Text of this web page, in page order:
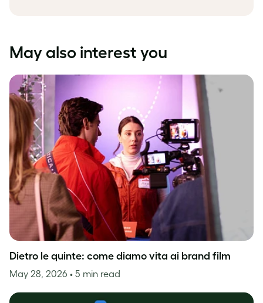
May also interest you
Dietro le quinte: come diamo vita ai brand film
May 28, 2026 • 5 min read